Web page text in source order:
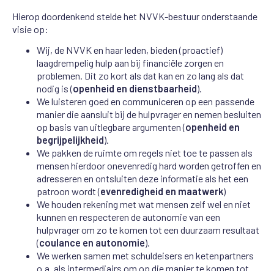
Hierop doordenkend stelde het NVVK-bestuur onderstaande
visie op:
Wij, de NVVK en haar leden, bieden (proactief)
laagdrempelig hulp aan bij financiële zorgen en
problemen. Dit zo kort als dat kan en zo lang als dat
nodig is (openheid en dienstbaarheid).
We luisteren goed en communiceren op een passende
manier die aansluit bij de hulpvrager en nemen besluiten
op basis van uitlegbare argumenten (openheid en
begrijpelijkheid).
We pakken de ruimte om regels niet toe te passen als
mensen hierdoor onevenredig hard worden getroffen en
adresseren en ontsluiten deze informatie als het een
patroon wordt (evenredigheid en maatwerk)
We houden rekening met wat mensen zelf wel en niet
kunnen en respecteren de autonomie van een
hulpvrager om zo te komen tot een duurzaam resultaat
(coulance en autonomie).
We werken samen met schuldeisers en ketenpartners
o.a. als intermediairs om op die manier te komen tot